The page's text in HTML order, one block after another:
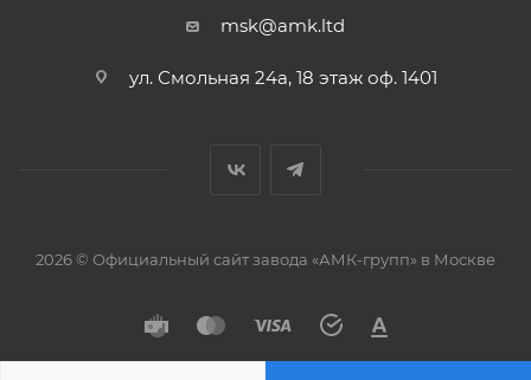
msk@amk.ltd
ул. Смольная 24а, 18 этаж оф. 1401
2026 © Официальный сайт завода «АМК-групп» в Москве